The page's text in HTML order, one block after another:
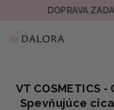
DOPRAVA ZADARMO
VT COSMETICS
Spevňujúce